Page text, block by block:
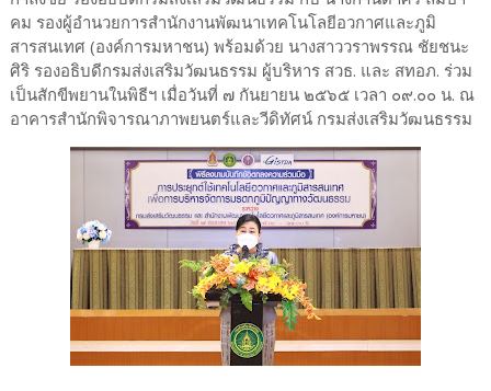
คม รองผู้อำนวยการสำนักงานพัฒนาเทคโนโลยีอวกาศและภูมิ
สารสนเทศ (องค์การมหาชน) พร้อมด้วย นางสาววราพรรณ ชัยชนะ
ศิริ รองอธิบดีกรมส่งเสริมวัฒนธรรม ผู้บริหาร สวธ. และ สทอภ. ร่วม
เป็นสักขีพยานในพิธีฯ เมื่อวันที่ ๗ กันยายน ๒๕๖๕ เวลา ๐๙.๐๐ น. ณ
อาคารสำนักพิจารณาภาพยนตร์และวีดิทัศน์ กรมส่งเสริมวัฒนธรรม